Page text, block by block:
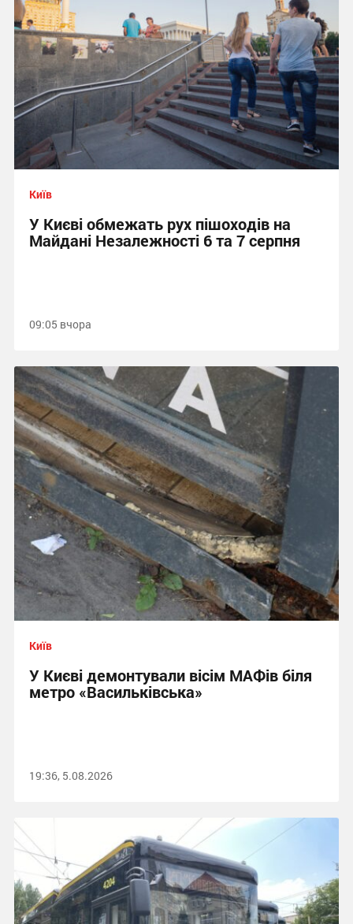
Київ
У Києві обмежать рух пішоходів на
Майдані Незалежності 6 та 7 серпня
09:05 вчора
Київ
У Києві демонтували вісім МАФів біля
метро «Васильківська»
19:36, 5.08.2026